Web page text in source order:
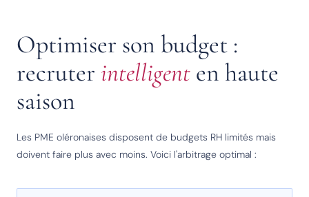
Optimiser son budget :
recruter intelligent en haute
saison
Les PME oléronaises disposent de budgets RH limités mais
doivent faire plus avec moins. Voici l'arbitrage optimal :